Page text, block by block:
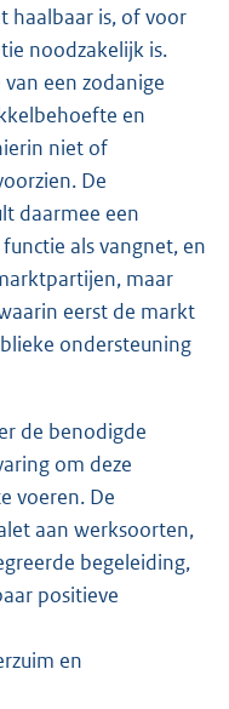
haalbaar is, of voor
noodzakelijk is.
een zodanige
en
niet of
De
daarmee een
als vangnet, en
maar
eerst de markt
ondersteuning
de benodigde
om deze
voeren. De
aan werksoorten,
begeleiding,
positieve
en